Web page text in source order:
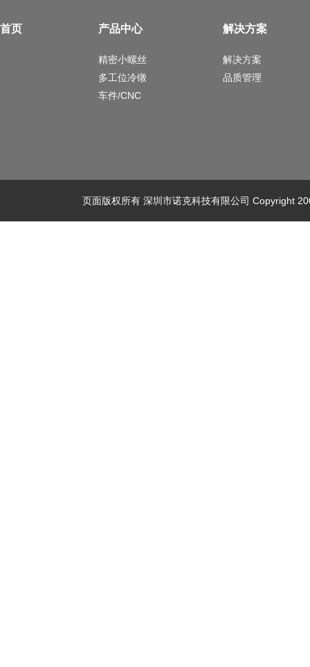
首页 产品中心
精密小螺丝
多工位冷镦
车件/CNC
解决方案
解决方案
品质管理
页面版权所有 深圳市诺克科技有限公司 Copyright